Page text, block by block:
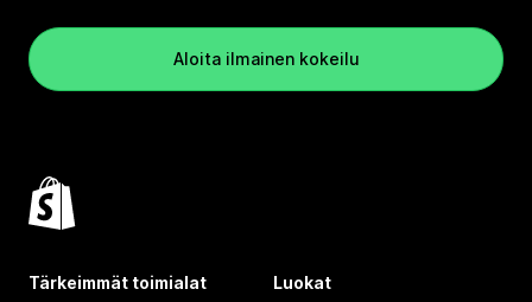
Aloita ilmainen kokeilu
Tärkeimmät toimialat Luokat